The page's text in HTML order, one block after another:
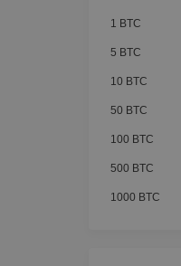
1 BTC
5 BTC
10 BTC
50 BTC
100 BTC
500 BTC
1000 BTC